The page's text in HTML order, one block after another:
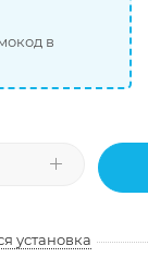
в
установка